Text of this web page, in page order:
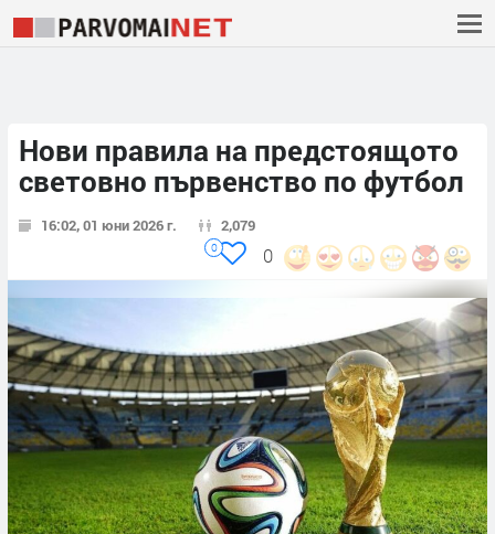
Нови правила на предстоящото
световно първенство по футбол
16:02, 01 юни 2026 г. 2,079
0
0